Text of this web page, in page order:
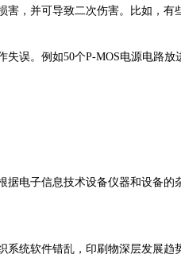
，并可导致二次伤害。比如，有
误。例如50个P-MOS电源电路
电子信息技术设备仪器和设备的
统软件错乱，印刷物深层发展趋